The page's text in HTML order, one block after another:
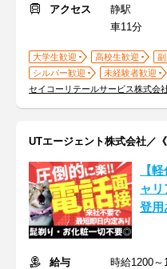
アクセス
静駅
車11分
大学生歓迎 高校生歓迎
シルバー歓迎
未経験者歓迎
セイコーリテールサービス株式会
UTエージェント株式会社／《
【
ャ
登
給与
時給1200